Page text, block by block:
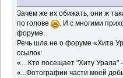
Зачем же их обижать, они ж
по голове
. И с многими
форуме.
Речь шла не о форуме «Хита
ссылок:
«…Кто посещает "Хиту Урала"
«...Фотографии части моей